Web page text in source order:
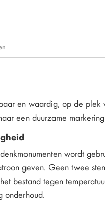
en waardig, op de plek
een duurzame
wordt
geven. Geen twee
bestand tegen
onderhoud.